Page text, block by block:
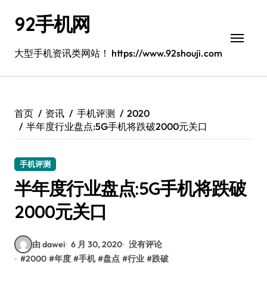
92手机网
大型手机资讯类网站！ https://www.92shouji.com
首页 资讯 手机评测
2020
半年度行业盘点:5G手机将跌破2000元关口
手机评测
半年度行业盘点:5G手机将跌破
2000元关口
由 dawei 6 月 30, 2020 没有评论
#2000 #年度 #手机 #盘点 #行业 #跌破